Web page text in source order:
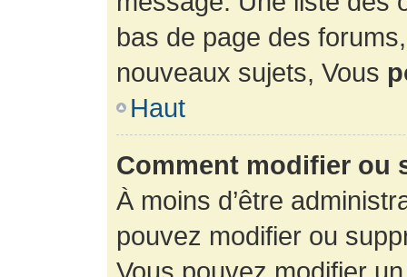
bas de page des
nouveaux sujets, Vous
Haut
Comment modifier ou
À moins d’être
pouvez modifier ou